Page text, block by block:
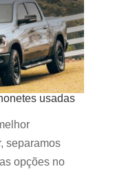
usadas
separamos
opções no